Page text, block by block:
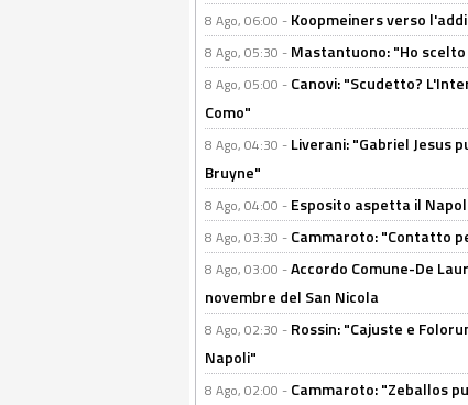
8 Ago, 06:00 - Koopmeiners verso
8 Ago, 05:30 - Mastantuono: "Ho
8 Ago, 05:00 - Canovi: "Scudetto?
Como"
8 Ago, 04:30 - Liverani: "Gabriel Jesus
Bruyne"
8 Ago, 04:00 - Esposito aspetta il
8 Ago, 03:30 - Cammaroto: "Contatto
8 Ago, 03:00 -Accordo Comune-De
novembre del San Nicola
8 Ago, 02:30 - Rossin: "Cajuste e
Napoli"
8 Ago, 02:00 - Cammaroto: "Zeballos